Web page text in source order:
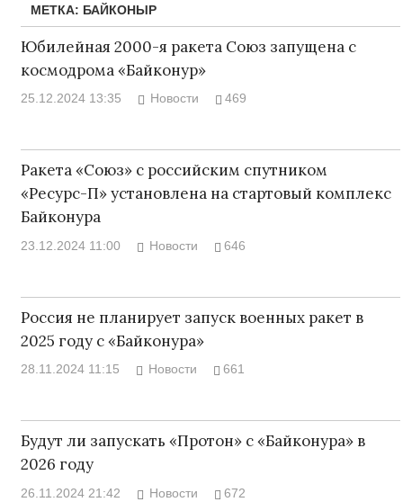
МЕТКА: БАЙКОНЫР
Юбилейная 2000-я ракета Союз запущена с
космодрома «Байконур»
25.12.2024 13:35 Новости 469
Ракета «Союз» с российским спутником
«Ресурс-П» установлена на стартовый комплекс
Байконура
23.12.2024 11:00 Новости 646
Россия не планирует запуск военных ракет в
2025 году с «Байконура»
28.11.2024 11:15 Новости 661
Будут ли запускать «Протон» с «Байконура» в
2026 году
26.11.2024 21:42 Новости 672